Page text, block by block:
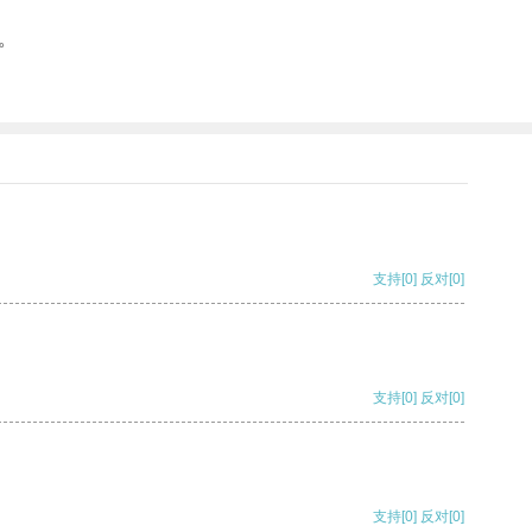
支持[0] 反对[0]
支持[0] 反对[0]
支持[0] 反对[0]